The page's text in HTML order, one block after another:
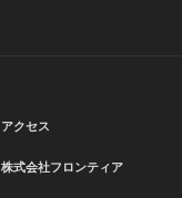
ジ
送
アクセス
株式会社フロンティア